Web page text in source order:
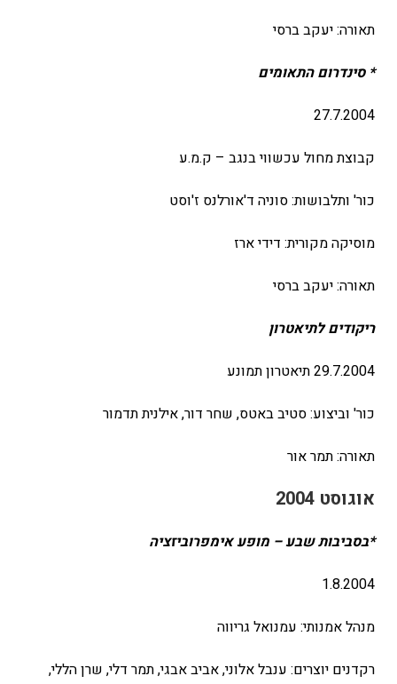
תאורה: יעקב ברסי
* סינדרום התאומים
27.7.2004
קבוצת מחול עכשווי בנגב – ק.מ.ע
כור' ותלבושות: סוניה ד'אורלנס ז'וסט
מוסיקה מקורית: דידי ארז
תאורה: יעקב ברסי
ריקודים לתיאטרון
29.7.2004 תיאטרון תמונע
כור' וביצוע: סטיב באטס, שחר דור, אילנית תדמור
תאורה: תמר אור
אוגוסט 2004
*בסביבות שבע – מופע אימפרוביזציה
1.8.2004
מנהל אמנותי: עמנואל גריווה
רקדנים יוצרים: ענבל אלוני, אביב אבגי, תמר דלי, שרן הללי,